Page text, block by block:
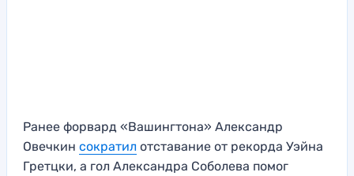
Ранее форвард «Вашингтона» Александр
Овечкин сократил отставание от рекорда Уэйна
Гретцки, а гол Александра Соболева помог